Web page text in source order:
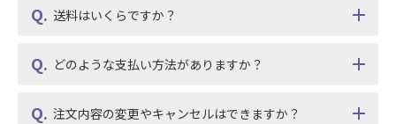
送料はいくらですか？
どのような支払い方法がありますか？
注文内容の変更やキャンセルはできますか？